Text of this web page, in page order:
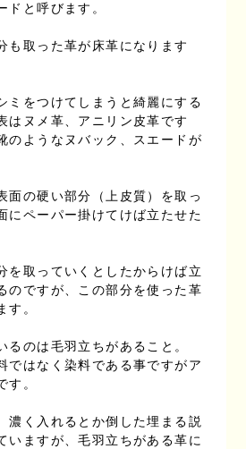
ドと呼びます。
も取った革が床革になります
ミをつけてしまうと綺麗にする
はヌメ革、アニリン皮革です
のようなヌバック、スエードが
面の硬い部分（上皮質）を取っ
にペーパー掛けてけば立たせた
を取っていくとしたからけば立
のですが、この部分を使った革
す。
るのは毛羽立ちがあること。
ではなく染料である事ですがア
す。
濃く入れるとか倒した埋まる説
いますが、毛羽立ちがある革に